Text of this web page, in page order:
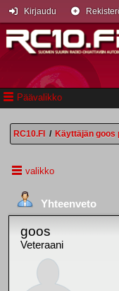
Päävalikko
Kirjaudu
RC10.FI / Käyttäjän goos
valikko
Yhteenveto
goos
Veteraani